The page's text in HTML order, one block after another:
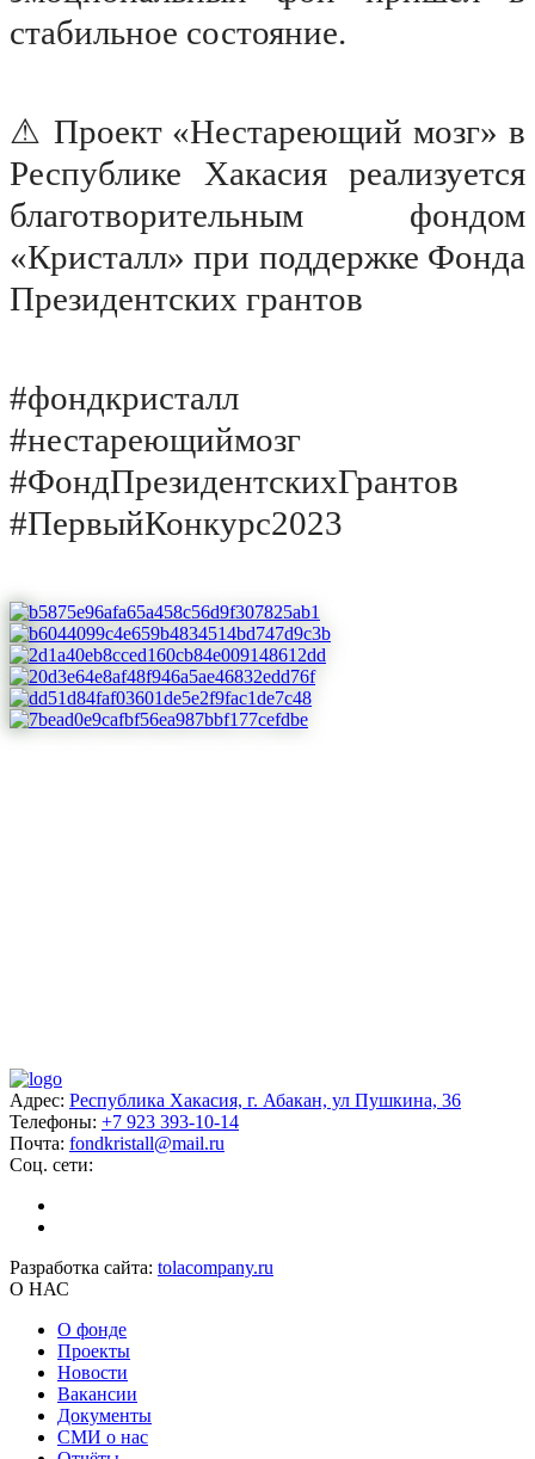
стабильное состояние.
⚠ Проект «Нестареющий мозг» в
Республике Хакасия реализуется
благотворительным фондом
«Кристалл» при поддержке Фонда
Президентских грантов
#фондкристалл
#нестареющиймозг
#ФондПрезидентскихГрантов
#ПервыйКонкурс2023
Адрес: Республика Хакасия, г. Абакан, ул Пушкина, 36
Телефоны: +7 923 393-10-14
Почта: fondkristall@mail.ru
Соц. сети:
Разработка сайта: tolacompany.ru
О НАС
О фонде
Проекты
Новости
Вакансии
Документы
СМИ о нас